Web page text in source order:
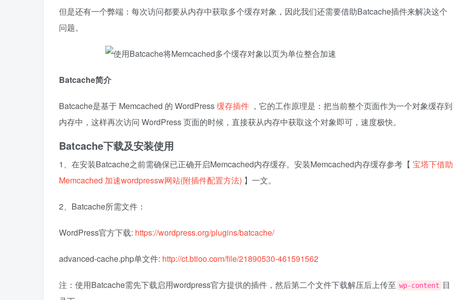
但是还有一个弊端：每次访问都要从内存中获取多个缓存对象，因此我们还需要借助Batcache插件来解决这个
问题。
Batcache简介
Batcache是基于 Memcached 的 WordPress缓存插件 ，它的工作原理是：把当前整个页面作为一个对象缓存到
内存中，这样再次访问 WordPress 页面的时候，直接获从内存中获取这个对象即可，速度极快。
Batcache下载及安装使用
1、在安装Batcache之前需确保已正确开启Memcached内存缓存。安装Memcached内存缓存参考【 宝塔下借助
Memcached 加速wordpressw网站(附插件配置方法) 】一文。
2、Batcache所需文件：
WordPress官方下载: https://wordpress.org/plugins/batcache/
advanced-cache.php单文件: http://ct.btioo.com/file/21890530-461591562
注：使用Batcache需先下载启用wordpress官方提供的插件，然后第二个文件下载解压后上传至 wp-content 目